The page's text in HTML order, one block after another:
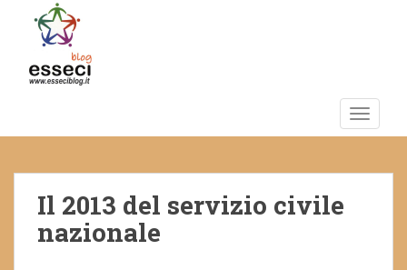
m
Il 2013 del servizio civile
nazionale